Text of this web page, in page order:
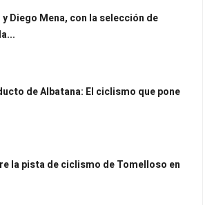
Diego Mena, con la selección de
de Albatana: El ciclismo que pone
la pista de ciclismo de Tomelloso en